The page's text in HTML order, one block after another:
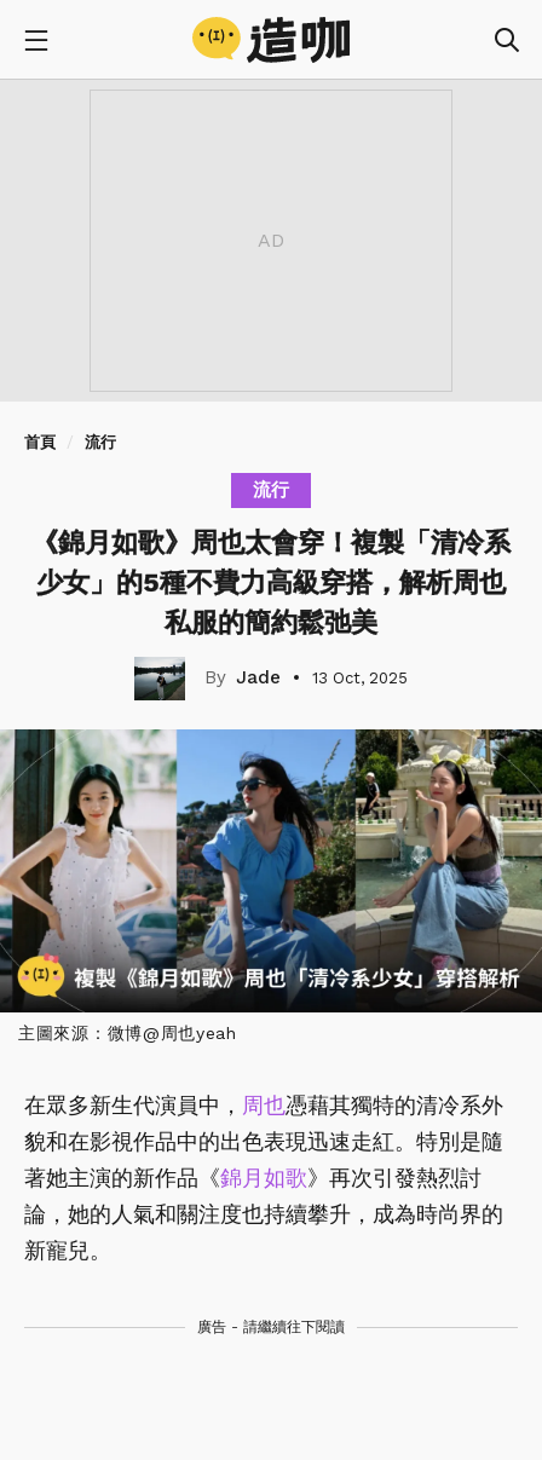
首頁 流行
流行
《錦月如歌》周也太會穿！複製「清冷系
少女」的5種不費力高級穿搭，解析周也
私服的簡約鬆弛美
Jade 13 Oct, 2025
主圖來源：微博@周也yeah
在眾多新生代演員中， 周也憑藉其獨特的清冷系外
貌和在影視作品中的出色表現迅速走紅。特別是隨
著她主演的新作品《錦月如歌》再次引發熱烈討
論，她的人氣和關注度也持續攀升，成為時尚界的
新寵兒。
廣告 - 請繼續往下閱讀